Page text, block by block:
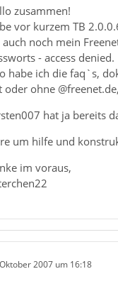
zusammen!
vor kurzem TB
auch noch mein
- access denied.
habe ich die faq`s,
oder ohne
hat ja bereits
um hilfe und
im voraus,
2007 um 16:18